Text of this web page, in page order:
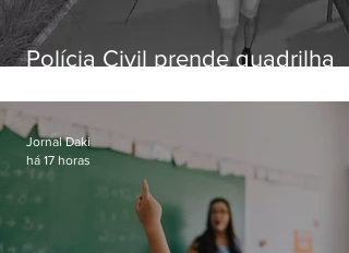
Polícia Civil prende quadrilha
residências de luxo no Rio
Jornal Daki
há 17 horas